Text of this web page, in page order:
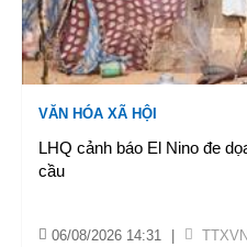
VĂN HÓA XÃ HỘI
LHQ cảnh báo El Nino đe
cầu
06/08/2026 14:31 TTXVN